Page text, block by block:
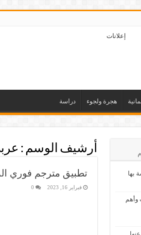
إعلانات
هجرة ولجوء دراسة
أرشيف الوسم :
تطبيق مترجم فوري
فبراير 16, 2023 0
بها
وأهم